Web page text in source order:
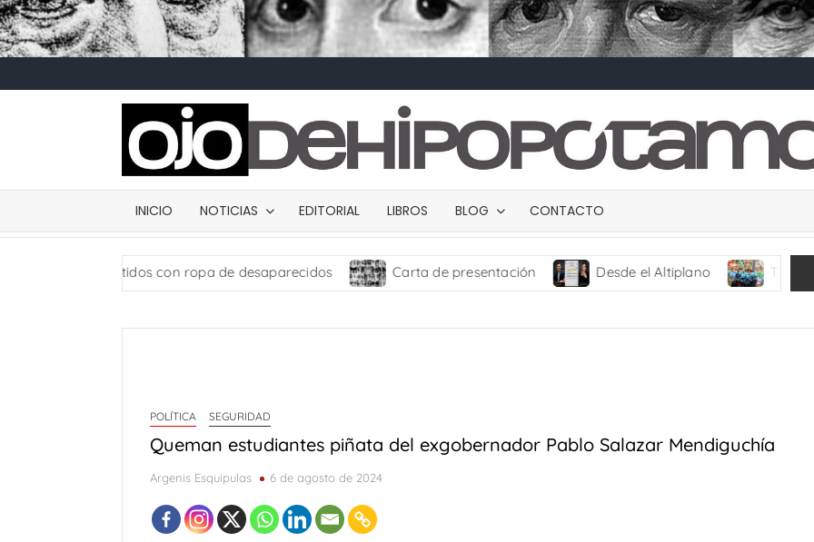
INICIO NOTICIAS EDITORIAL LIBROS BLOG CONTACTO
vestidos con ropa de desaparecidos Carta de presentación Desde el Altiplano TRANCES I
POLÍTICA SEGURIDAD
Queman estudiantes piñata del exgobernador Pablo Salazar Mendiguchía
Argenis Esquipulas 6 de agosto de 2024